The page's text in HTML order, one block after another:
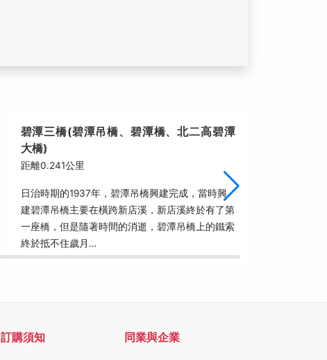
碧潭三橋(碧潭吊橋、碧潭橋、北二高碧潭
大橋)
距離0.241公里
日治時期的1937年，碧潭吊橋興建完成，當時興
建碧潭吊橋主要在橫跨新店溪，新店溪終於有了第
一座橋，但是隨著時間的消逝，碧潭吊橋上的鐵索
終於抵不住歲月…
訂購須知 同業與企業